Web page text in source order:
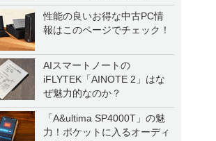
性能の良いお得な中古PC情
報はこのページでチェック！
AIスマートノートの
iFLYTEK「AINOTE 2」はな
ぜ魅力的なのか？
「A&ultima SP4000T」の魅
力！ポケットに入るオーディ